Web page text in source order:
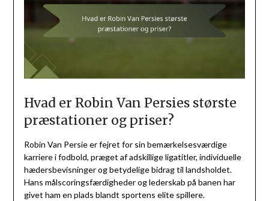
Hvad er Robin Van Persies største
præstationer og priser?
Robin Van Persie er fejret for sin bemærkelsesværdige
karriere i fodbold, præget af adskillige ligatitler, individuelle
hædersbevisninger og betydelige bidrag til landsholdet.
Hans målscoringsfærdigheder og lederskab på banen har
givet ham en plads blandt sportens elite spillere.